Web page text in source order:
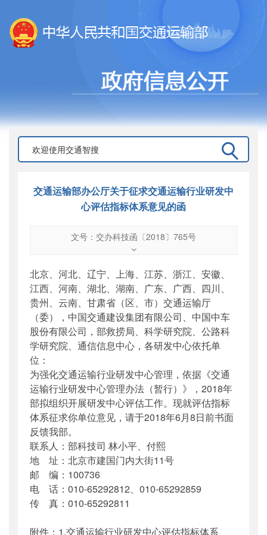
交通运输部办公厅关于征求交通运输行业研发中
心评估指标体系意见的函
文号：交办科技函〔2018〕765号
交办科技函〔2018〕765号
公开日期 ：2018年06月01日
主题词 ：交通运输;研发中心;评估;指标;征求意
见
机构分类：水运局
主题分类： 公众参与
公文类型：部办公厅函
北京、河北、辽宁、上海、江苏、浙江、安徽、
江西、河南、湖北、湖南、广东、广西、四川、
贵州、云南、甘肃省（区、市）交通运输厅
（委），中国交通建设集团有限公司、中国中车
股份有限公司，部救捞局、科学研究院、公路科
学研究院、通信信息中心，各研发中心依托单
位：
为强化交通运输行业研发中心管理，依据《交通
运输行业研发中心管理办法（暂行）》，2018年
部拟组织开展研发中心评估工作。现就评估指标
体系征求你单位意见，请于2018年6月8日前书面
反馈我部。
联系人：部科技司 林小平、付熙
地 址：北京市建国门内大街11号
邮 编：100736
电 话：010-65292812、010-65292859
传 真：010-65292811
附件：1.交通运输行业研发中心评估指标体系